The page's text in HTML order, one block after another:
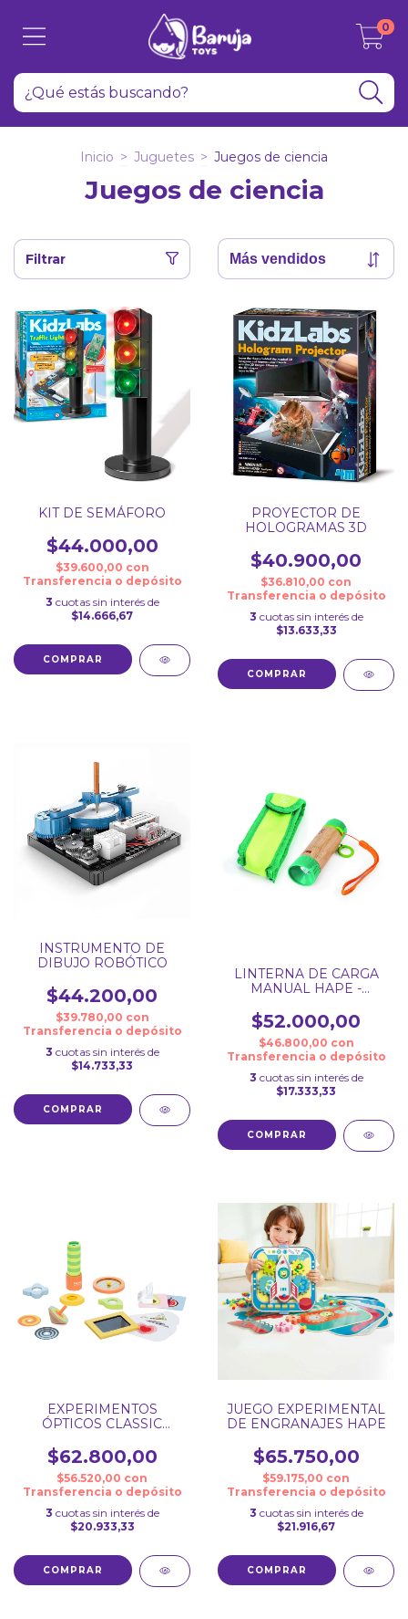
0
Inicio > Juguetes > Juegos de ciencia
Juegos de ciencia
Filtrar
KIT DE SEMÁFORO
$44.000,00
$39.600,00 con
Transferencia o depósito
3 cuotas sin interés de
$14.666,67
PROYECTOR DE
HOLOGRAMAS 3D
$40.900,00
$36.810,00 con
Transferencia o depósito
3 cuotas sin interés de
$13.633,33
INSTRUMENTO DE
DIBUJO ROBÓTICO
$44.200,00
$39.780,00 con
Transferencia o depósito
3 cuotas sin interés de
$14.733,33
LINTERNA DE CARGA
MANUAL HAPE -
$52.000,00
$46.800,00 con
Transferencia o depósito
3 cuotas sin interés de
$17.333,33
EXPERIMENTOS
ÓPTICOS CLASSIC
$62.800,00
$56.520,00 con
Transferencia o depósito
3 cuotas sin interés de
$20.933,33
JUEGO EXPERIMENTAL
DE ENGRANAJES HAPE
$65.750,00
$59.175,00 con
Transferencia o depósito
3 cuotas sin interés de
$21.916,67